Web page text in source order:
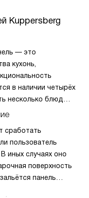
Kuppersberg
— это
кухонь,
в наличии четырёх
несколько блюд
Разнообразие
для
кипячения
обеспечивает
и удобное
идеальной для
сработать
пользователь
иных случаях оно
поверхность
панель